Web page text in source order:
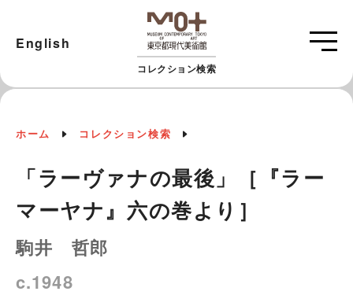
コレクション検索
English
ホーム コレクション検索
「ラーヴァナの最後」［『ラー
マーヤナ』六の巻より］
駒井 哲郎
c.1948